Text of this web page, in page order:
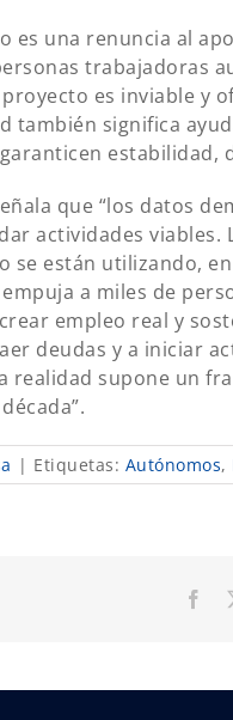
es una renuncia al
trabajadoras
es inviable y
también significa
estabilidad,
que “los datos
actividades
están utilizando,
a miles de
empleo real y
deudas y a iniciar
realidad supone un
| Etiquetas: Autónomos,